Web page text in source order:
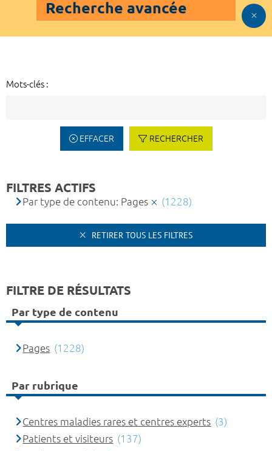
Recherche avancée
Mots-clés :
EFFACER RECHERCHER
FILTRES ACTIFS
Par type de contenu: Pages (1228)
RETIRER TOUS LES FILTRES
FILTRE DE RÉSULTATS
Par type de contenu
Pages (1228)
Par rubrique
Centres maladies rares et centres experts (3)
Patients et visiteurs (137)